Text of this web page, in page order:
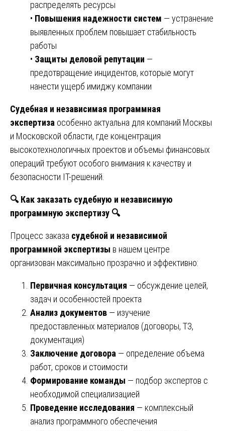
распределять ресурсы
• Повышения надежности систем — устранение
выявленных проблем повышает стабильность
работы
• Защиты деловой репутации —
предотвращение инцидентов, которые могут
нанести ущерб имиджу компании
Судебная и независимая программная
экспертиза особенно актуальна для компаний Москвы
и Московской области, где концентрация
высокотехнологичных проектов и объемы финансовых
операций требуют особого внимания к качеству и
безопасности IT-решений.
🔍Как заказать судебную и независимую
программную экспертизу 🔍
Процесс заказа судебной и независимой
программной экспертизы в нашем центре
организован максимально прозрачно и эффективно:
Первичная консультация — обсуждение целей,
задач и особенностей проекта
Анализ документов — изучение
предоставленных материалов (договоры, ТЗ,
документация)
Заключение договора — определение объема
работ, сроков и стоимости
Формирование команды — подбор экспертов с
необходимой специализацией
Проведение исследования — комплексный
анализ программного обеспечения